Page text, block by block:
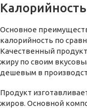
Основное
калорийность по
Качественный
жиру по своим
дешевым в
Продукт
жиров. Основной